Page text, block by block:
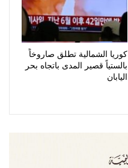
كوريا الشمالية تطلق صاروخاً
بالستياً قصير المدى باتجاه بحر
اليابان